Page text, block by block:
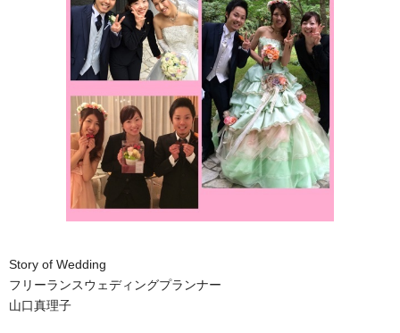
Story of Wedding
フリーランスウェディングプランナー
山口真理子